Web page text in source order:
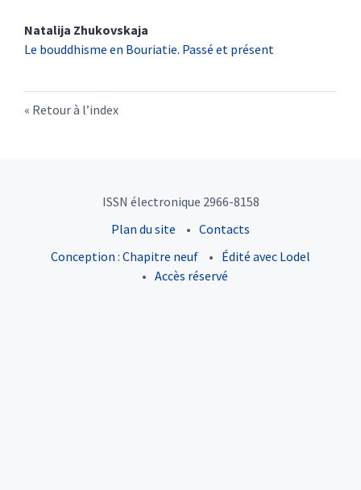
Natalija Zhukovskaja
Le bouddhisme en Bouriatie. Passé et présent
Retour à l’index
ISSN électronique 2966-8158
Plan du site
Contacts
Conception : Chapitre neuf
Édité avec Lodel
Accès réservé